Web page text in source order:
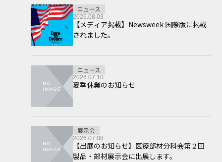
ニュース
2026.08.03
【メディア掲載】Newsweek 国際版に掲載
されました。
ニュース
2026.07.10
夏季休業のお知らせ
展示会
2026.07.08
【出展のお知らせ】医療部材分科会第２回
製品・部材展示会に出展します。